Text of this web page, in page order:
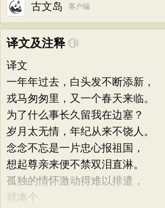
古文岛 客户端
译文及注释
译文
一年年过去，白头发不断添新，
戎马匆匆里，又一个春天来临。
为了什么事长久留我在边塞？
岁月太无情，年纪从来不饶人。
念念不忘是一片忠心报祖国，
想起尊亲来便不禁双泪直淋。
孤独的情怀激动得难以排遣，
就凑个